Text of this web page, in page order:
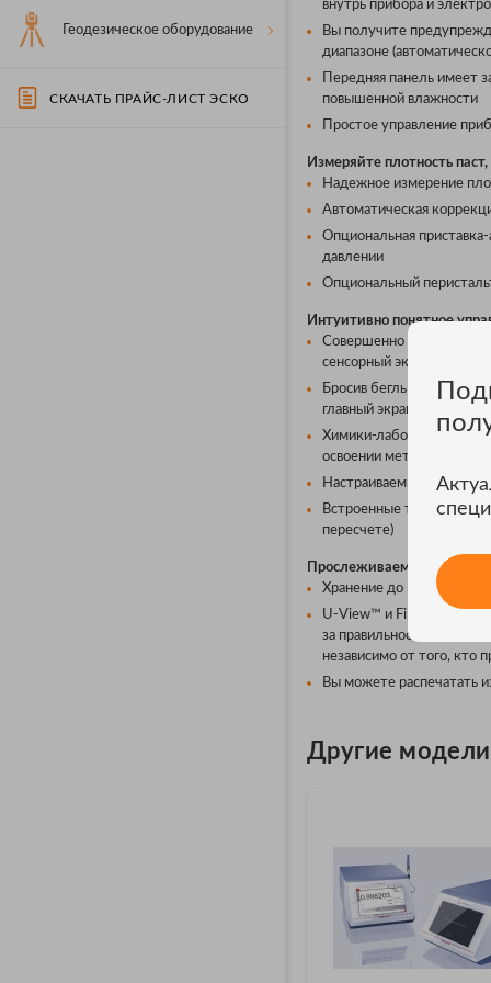
Геодезическое оборудование
СКАЧАТЬ ПРАЙС-ЛИСТ ЭСКО
внутрь прибора и
Вы получите
диапазоне
Передняя панель имеет
повышенной влажности
Простое управление
Измеряйте плотность
Надежное измерение
Автоматическая
Опциональная
давлении
Опциональный
Интуитивно понятное
Совершенно новый
сенсорный экран.
Бросив беглый взгляд
главный экран как удобно
Химики-лаборанты,
освоении методами
Настраиваемый главный
Встроенные таблицы
пересчете)
Прослеживаемое
Хранение до 5000
U-View™ и FillingCheck™:
за правильностью
независимо от того, кто
Вы можете распечатать
Другие